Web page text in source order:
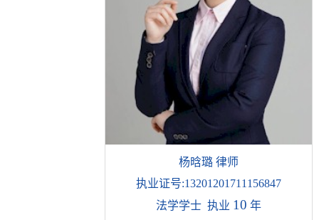
杨晗璐 律师
执业证号:13201201711156847
法学学士 执业 10 年